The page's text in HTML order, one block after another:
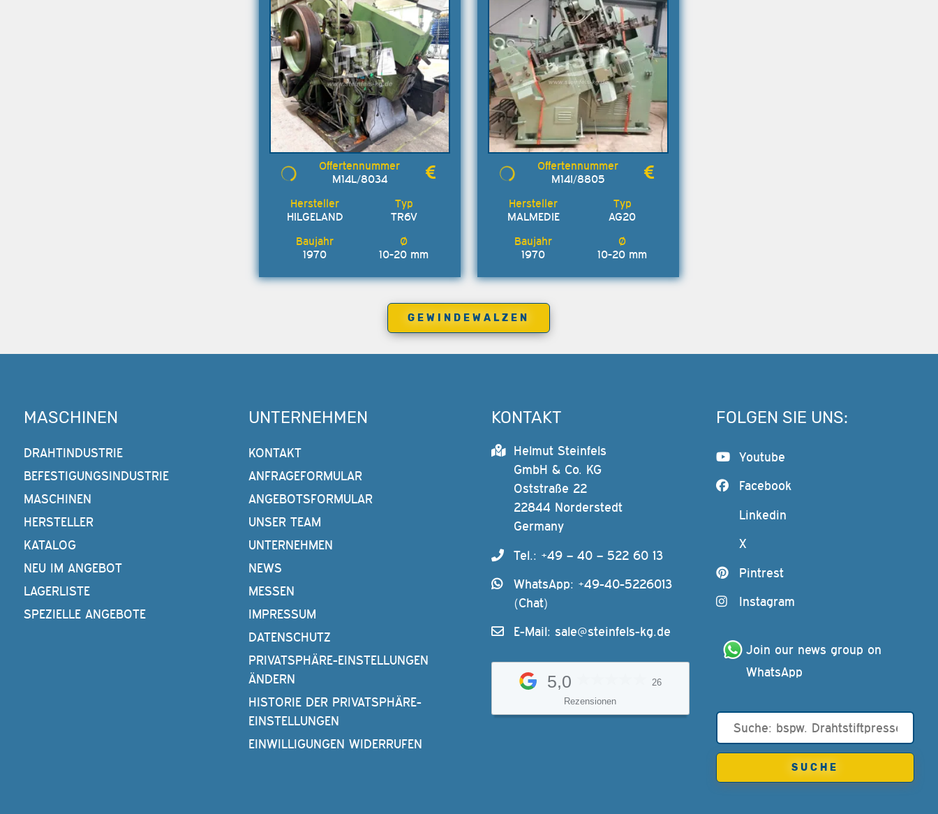
M14L/8034
HILGELAND TR6V
1970 10-20 mm
M14I/8805
MALMEDIE AG20
1970 10-20 mm
GEWINDEWALZEN
MASCHINEN
DRAHTINDUSTRIE
BEFESTIGUNGSINDUSTRIE
MASCHINEN
HERSTELLER
KATALOG
NEU IM ANGEBOT
LAGERLISTE
SPEZIELLE ANGEBOTE
UNTERNEHMEN
KONTAKT
ANFRAGEFORMULAR
ANGEBOTSFORMULAR
UNSER TEAM
UNTERNEHMEN
NEWS
MESSEN
IMPRESSUM
DATENSCHUTZ
PRIVATSPHÄRE-EINSTELLUNGEN
ÄNDERN
HISTORIE DER PRIVATSPHÄRE-
EINSTELLUNGEN
EINWILLIGUNGEN WIDERRUFEN
KONTAKT
Helmut Steinfels
GmbH & Co. KG
Oststraße 22
22844 Norderstedt
Germany
Tel.: +49 – 40 – 522 60 13
WhatsApp: +49-40-5226013
(Chat)
E-Mail:sale@steinfels-kg.de
5,0
26
Rezensionen
FOLGEN SIE UNS:
Youtube
Facebook
Linkedin
X
Pintrest
Instagram
Join our news group on
WhatsApp